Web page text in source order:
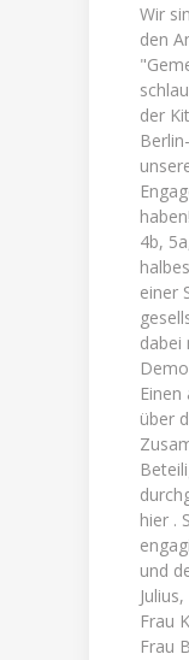
Wir
den
der
4b,
einer
dabei
über
hier .
und
Frau
Frau